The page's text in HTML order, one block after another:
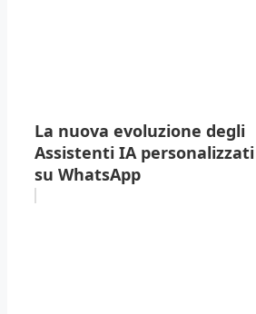
La nuova evoluzione degli
Assistenti IA personalizzati
su WhatsApp